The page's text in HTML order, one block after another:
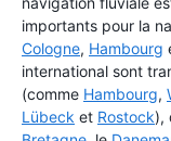
importants pour la
Cologne, Hambourg
international sont
(comme Hambourg,
Lübeck et Rostock),